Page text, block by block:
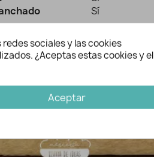
Sí
te gusten...
sociales y las cookies
¿Aceptas estas cookies y el
Aceptar